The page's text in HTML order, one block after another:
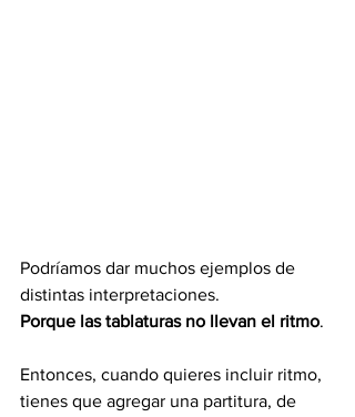
Podríamos dar muchos ejemplos de
distintas interpretaciones.
Porque las tablaturas no llevan el ritmo.
Entonces, cuando quieres incluir ritmo,
tienes que agregar una partitura, de